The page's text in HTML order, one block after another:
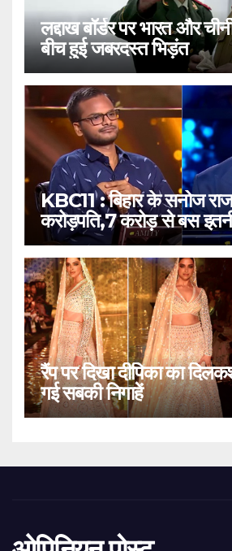
लद्दाख बॉर्डर पर भारत और
बीच हुई जबरदस्त भिड़ंत
KBC11 : बिहार के सनोज
करोड़पति,7 करोड़ से बस
रैंप पर दिखा दीपिका का
गई सबकी निगाहें